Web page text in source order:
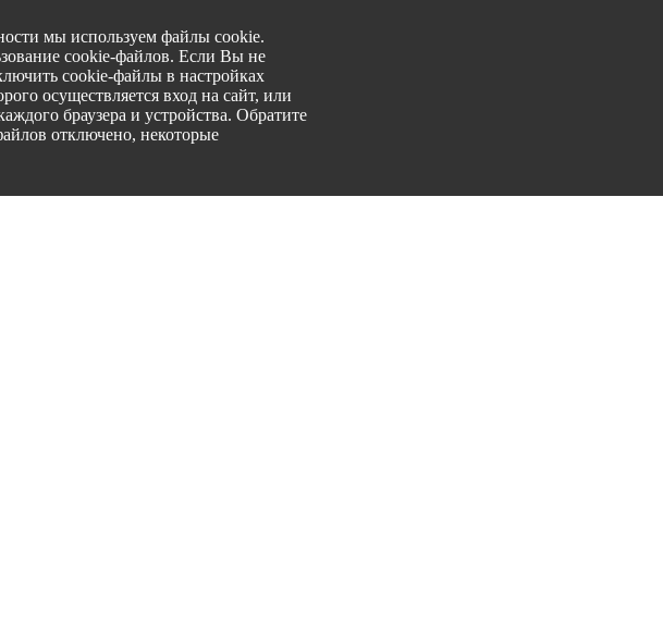
мы используем файлы cookie.
cookie-файлов. Если Вы не
cookie-файлы в настройках
осуществляется вход на сайт, или
браузера и устройства. Обратите
отключено, некоторые